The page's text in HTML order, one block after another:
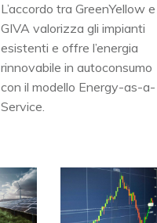
L’accordo tra GreenYellow e
GIVA valorizza gli impianti
esistenti e offre l’energia
rinnovabile in autoconsumo
con il modello Energy-as-a-
Service.